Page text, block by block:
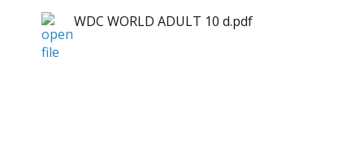
WDC WORLD ADULT 10 d.pdf